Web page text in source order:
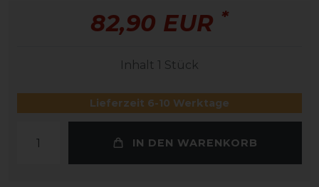
82,90 EUR *
Inhalt 1 Stück
Lieferzeit 6-10 Werktage
IN DEN WARENKORB